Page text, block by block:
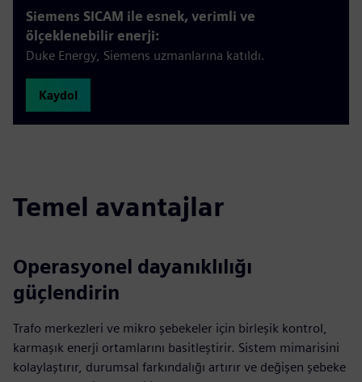
Siemens SICAM ile esnek, verimli ve
ölçeklenebilir enerji:
Duke Energy, Siemens uzmanlarına katıldı.
Kaydol
Temel avantajlar
Operasyonel dayanıklılığı
güçlendirin
Trafo merkezleri ve mikro şebekeler için birleşik kontrol,
karmaşık enerji ortamlarını basitleştirir. Sistem mimarisini
kolaylaştırır, durumsal farkındalığı artırır ve değişen şebeke